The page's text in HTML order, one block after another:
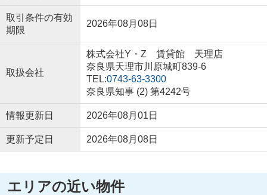
取引条件の有効
期限
2026年08月08日
取扱会社
株式会社Y・Z 賃貸館 天理店
奈良県天理市川原城町839-6
TEL:0743-63-3300
奈良県知事 (2) 第4242号
情報更新日 2026年08月01日
更新予定日 2026年08月08日
エリアの近い物件